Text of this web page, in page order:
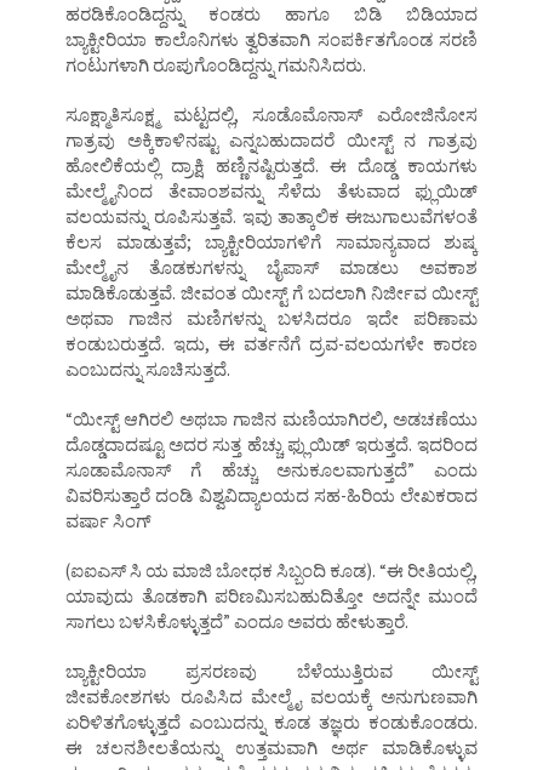
ಹರಡಿಕೊಂಡಿದ್ದನ್ನು ಕಂಡರು ಹಾಗೂ ಬಿಡಿ ಬಿಡಿಯಾದ
ಬ್ಯಾಕ್ಟೀರಿಯಾ ಕಾಲೊನಿಗಳು ತ್ವರಿತವಾಗಿ ಸಂಪರ್ಕಿತಗೊಂಡ ಸರಣಿ
ಗಂಟುಗಳಾಗಿ ರೂಪುಗೊಂಡಿದ್ದನ್ನು ಗಮನಿಸಿದರು.
ಸೂಕ್ಷ್ಮಾತಿಸೂಕ್ಷ್ಮ ಮಟ್ಟದಲ್ಲಿ, ಸೂಡೊಮೊನಾಸ್ ಎರೋಜಿನೋಸ
ಗಾತ್ರವು ಅಕ್ಕಿಕಾಳಿನಷ್ಟು ಎನ್ನಬಹುದಾದರೆ ಯೀಸ್ಟ್ ನ ಗಾತ್ರವು
ಹೋಲಿಕೆಯಲ್ಲಿ ದ್ರಾಕ್ಷಿ ಹಣ್ಣಿನಷ್ಟಿರುತ್ತದೆ. ಈ ದೊಡ್ಡ ಕಾಯಗಳು
ಮೇಲ್ಮೈನಿಂದ ತೇವಾಂಶವನ್ನು ಸೆಳೆದು ತೆಳುವಾದ ಫ್ಲುಯಿಡ್
ವಲಯವನ್ನು ರೂಪಿಸುತ್ತವೆ. ಇವು ತಾತ್ಕಾಲಿಕ ಈಜುಗಾಲುವೆಗಳಂತೆ
ಕೆಲಸ ಮಾಡುತ್ತವೆ; ಬ್ಯಾಕ್ಟೀರಿಯಾಗಳಿಗೆ ಸಾಮಾನ್ಯವಾದ ಶುಷ್ಕ
ಮೇಲ್ಮೈನ ತೊಡಕುಗಳನ್ನು ಬೈಪಾಸ್ ಮಾಡಲು ಅವಕಾಶ
ಮಾಡಿಕೊಡುತ್ತವೆ. ಜೀವಂತ ಯೀಸ್ಟ್ ಗೆ ಬದಲಾಗಿ ನಿರ್ಜೀವ ಯೀಸ್ಟ್
ಅಥವಾ ಗಾಜಿನ ಮಣಿಗಳನ್ನು ಬಳಸಿದರೂ ಇದೇ ಪರಿಣಾಮ
ಕಂಡುಬರುತ್ತದೆ. ಇದು, ಈ ವರ್ತನೆಗೆ ದ್ರವ-ವಲಯಗಳೇ ಕಾರಣ
ಎಂಬುದನ್ನು ಸೂಚಿಸುತ್ತದೆ.
“ಯೀಸ್ಟ್ ಆಗಿರಲಿ ಅಥಬಾ ಗಾಜಿನ ಮಣಿಯಾಗಿರಲಿ, ಅಡಚಣೆಯು
ದೊಡ್ಡದಾದಷ್ಟೂ ಅದರ ಸುತ್ತ ಹೆಚ್ಚು ಫ್ಲುಯಿಡ್ ಇರುತ್ತದೆ. ಇದರಿಂದ
ಸೂಡಾಮೊನಾಸ್ ಗೆ ಹೆಚ್ಚು ಅನುಕೂಲವಾಗುತ್ತದೆ” ಎಂದು
ವಿವರಿಸುತ್ತಾರೆ ದಂಡಿ ವಿಶ್ವವಿದ್ಯಾಲಯದ ಸಹ-ಹಿರಿಯ ಲೇಖಕರಾದ
ವರ್ಷಾ ಸಿಂಗ್
(ಐಐಎಸ್ ಸಿ ಯ ಮಾಜಿ ಬೋಧಕ ಸಿಬ್ಬಂದಿ ಕೂಡ). “ಈ ರೀತಿಯಲ್ಲಿ,
ಯಾವುದು ತೊಡಕಾಗಿ ಪರಿಣಮಿಸಬಹುದಿತ್ತೋ ಅದನ್ನೇ ಮುಂದೆ
ಸಾಗಲು ಬಳಸಿಕೊಳ್ಳುತ್ತದೆ” ಎಂದೂ ಅವರು ಹೇಳುತ್ತಾರೆ.
ಬ್ಯಾಕ್ಟೀರಿಯಾ ಪ್ರಸರಣವು ಬೆಳೆಯುತ್ತಿರುವ ಯೀಸ್ಟ್
ಜೀವಕೋಶಗಳು ರೂಪಿಸಿದ ಮೇಲ್ಮೈ ವಲಯಕ್ಕೆ ಅನುಗುಣವಾಗಿ
ಏರಿಳಿತಗೊಳ್ಳುತ್ತದೆ ಎಂಬುದನ್ನು ಕೂಡ ತಜ್ಞರು ಕಂಡುಕೊಂಡರು.
ಈ ಚಲನಶೀಲತೆಯನ್ನು ಉತ್ತಮವಾಗಿ ಅರ್ಥ ಮಾಡಿಕೊಳ್ಳುವ